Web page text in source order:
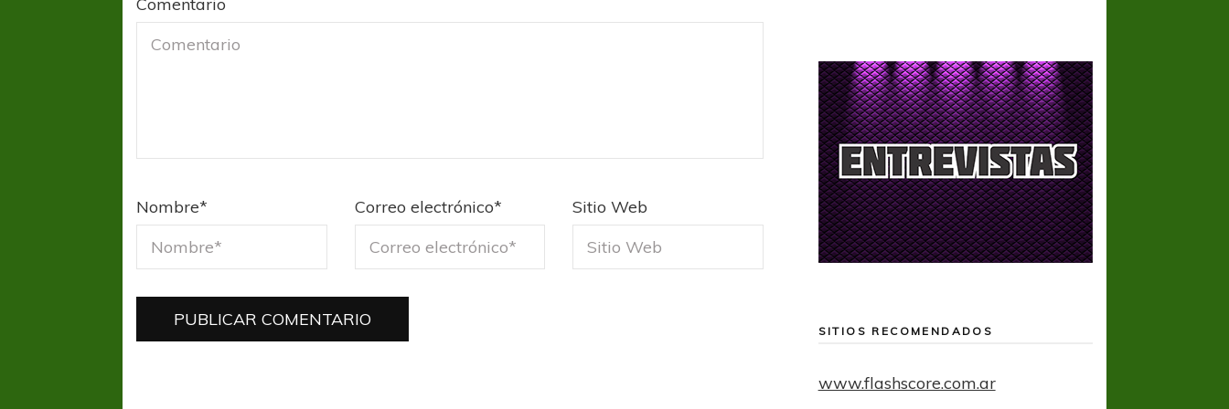
Comentario
Nombre* Correo electrónico* Sitio Web
SITIOS RECOMENDADOS
www.flashscore.com.ar